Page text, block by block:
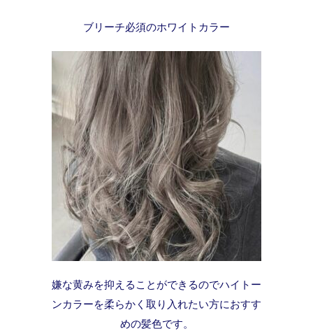
ブリーチ必須のホワイトカラー
嫌な黄みを抑えることができるのでハイトー
ンカラーを柔らかく取り入れたい方におすす
めの髪色です。